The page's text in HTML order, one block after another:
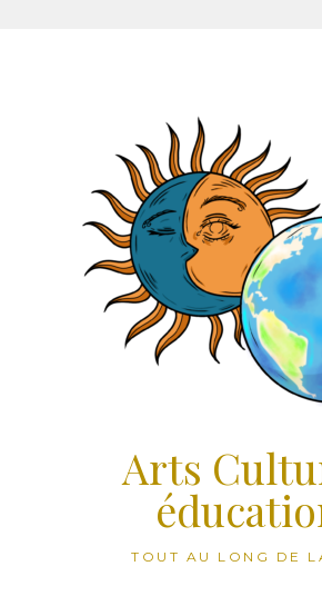
Arts
TOUT AU LONG DE